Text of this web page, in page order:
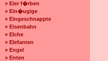
» Eier f�rben
» Ein�ugige
» Eingeschnappte
» Eisenbahn
» Elche
» Elefanten
» Engel
» Enten